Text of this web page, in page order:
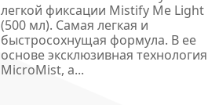
легкой фиксации Mistify Me Light
(500 мл). Самая легкая и
быстросохнущая формула. В ее
основе эксклюзивная технология
MicroMist, а...